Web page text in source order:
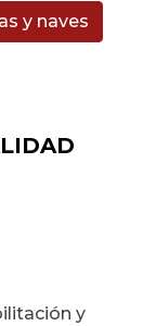
y naves
y